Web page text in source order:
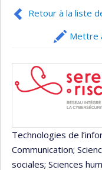
Retour à la liste
Mettre
Technologies de
Communication;
sociales; Sciences